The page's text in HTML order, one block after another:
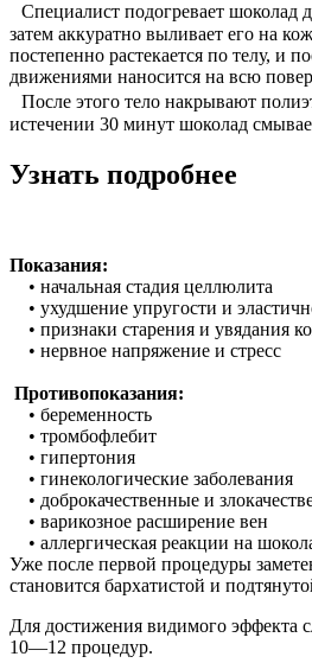
Специалист подогревает шоколад
затем аккуратно выливает его на
постепенно растекается по телу, и
движениями наносится на всю
После этого тело накрывают
истечении 30 минут шоколад
Узнать подробнее
Показания:
• начальная стадия целлюлита
• ухудшение упругости и
• признаки старения и увядания
• нервное напряжение и стресс
Противопоказания:
• беременность
• тромбофлебит
• гипертония
• гинекологические заболевания
• доброкачественные и
• варикозное расширение вен
• аллергическая реакции на
Уже после первой процедуры
становится бархатистой и
Для достижения видимого эффекта
10—12 процедур.